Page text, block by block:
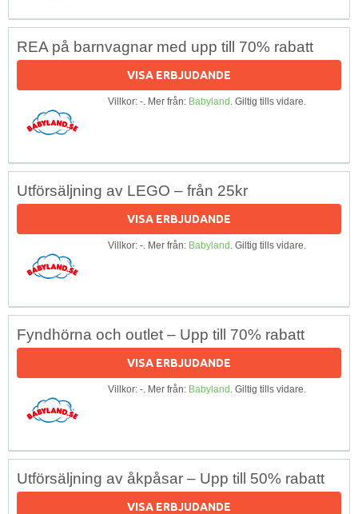
REA på barnvagnar med upp till 70% rabatt
VISA ERBJUDANDE
Villkor: -. Mer från: Babyland. Giltig tills vidare.
Utförsäljning av LEGO – från 25kr
VISA ERBJUDANDE
Villkor: -. Mer från: Babyland. Giltig tills vidare.
Fyndhörna och outlet – Upp till 70% rabatt
VISA ERBJUDANDE
Villkor: -. Mer från: Babyland. Giltig tills vidare.
Utförsäljning av åkpåsar – Upp till 50% rabatt
VISA ERBJUDANDE